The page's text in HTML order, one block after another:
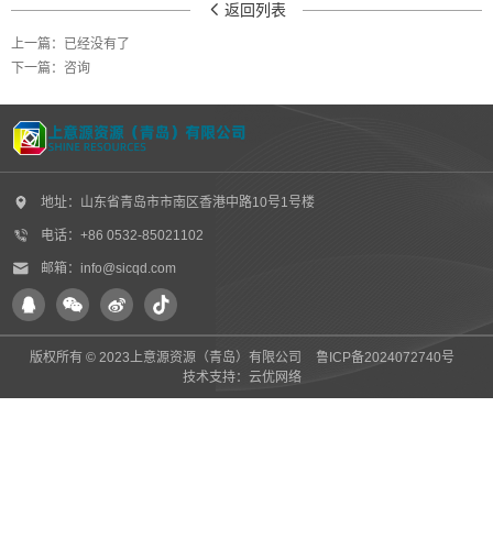
返回列表
上一篇： 已经没有了
下一篇： 咨询
地址：山东省青岛市市南区香港中路10号1号楼
电话：+86 0532-85021102
邮箱：info@sicqd.com
版权所有 © 2023上意源资源（青岛）有限公司
鲁ICP备2024072740号
技术支持： 云优网络